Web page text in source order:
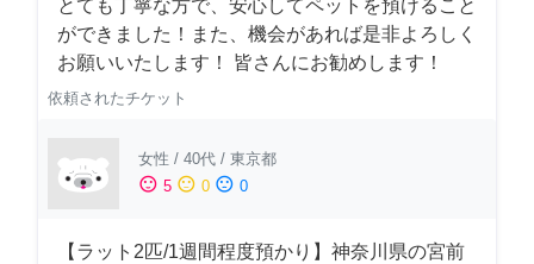
とても丁寧な方で、安心してペットを預けること
ができました！また、機会があれば是非よろしく
お願いいたします！ 皆さんにお勧めします！
依頼されたチケット
女性 / 40代 / 東京都
sentiment_satisfied 5 sentiment_neutral 0 sentiment_dissatisfied 0
【ラット2匹/1週間程度預かり】神奈川県の宮前